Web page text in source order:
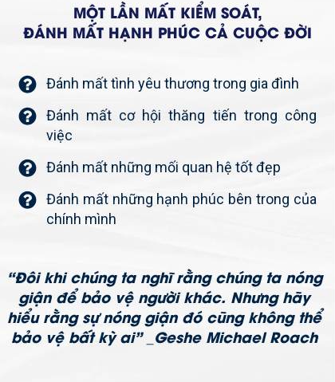
Đánh mất tình yêu thương trong gia đình
Đánh mất cơ hội thăng tiến trong công
việc
Đánh mất những mối quan hệ tốt đẹp
Đánh mất những hạnh phúc bên trong của
chính mình
“Đôi khi chúng ta nghĩ rằng chúng ta nóng
giận để bảo vệ người khác. Nhưng hãy
hiểu rằng sự nóng giận đó cũng không thể
bảo vệ bất kỳ ai” _Geshe Michael Roach
MỘT LẦN MẤT KIỂM SOÁT,
ĐÁNH MẤT HẠNH PHÚC CẢ CUỘC ĐỜI